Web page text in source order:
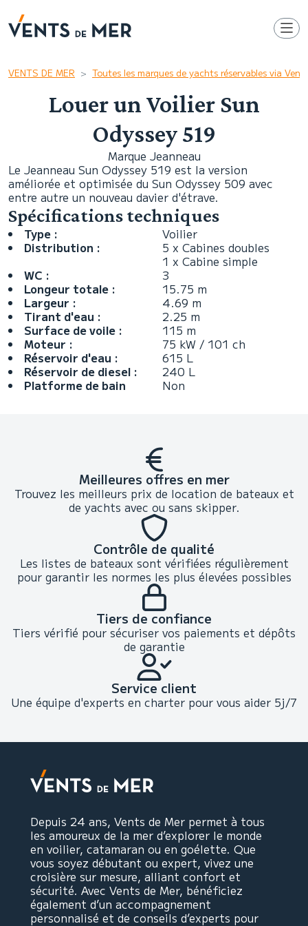
VENTS DE MER Toutes les marques de yachts réservables via
Louer un Voilier Sun
Odyssey 519
Marque Jeanneau
Le Jeanneau Sun Odyssey 519 est la version
améliorée et optimisée du Sun Odyssey 509 avec
entre autre un nouveau davier d'étrave.
Spécifications techniques
Type :
Voilier
Distribution :
5 x Cabines doubles
1 x Cabine simple
WC :
3
Longeur totale :
15.75 m
Largeur :
4.69 m
Tirant d'eau :
2.25 m
Surface de voile :
115 m
Moteur :
75 kW / 101 ch
Réservoir d'eau :
615 L
Réservoir de diesel :
240 L
Platforme de bain
Non
Meilleures offres en mer
Trouvez les meilleurs prix de location de bateaux et
de yachts avec ou sans skipper.
Contrôle de qualité
Les listes de bateaux sont vérifiées régulièrement
pour garantir les normes les plus élevées possibles
Tiers de confiance
Tiers vérifié pour sécuriser vos paiements et dépôts
de garantie
Service client
Une équipe d'experts en charter pour vous aider 5j/7
Depuis 24 ans, Vents de Mer permet à tous
les amoureux de la mer d’explorer le monde
en voilier, catamaran ou en goélette. Que
vous soyez débutant ou expert, vivez une
croisière sur mesure, alliant confort et
sécurité. Avec Vents de Mer, bénéficiez
également d’un accompagnement
personnalisé et de conseils d’experts pour